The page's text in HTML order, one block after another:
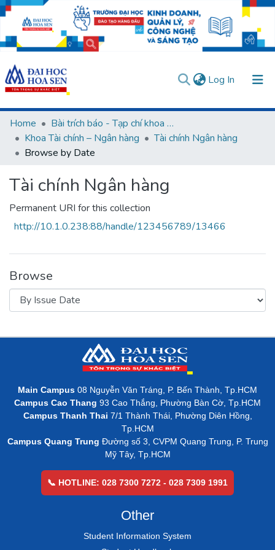
Log In (current)
Communities & Collections
All of DSpace
Home
Bài trích báo - Tạp chí khoa học (Open Access)
Khoa Tài chính – Ngân hàng
Tài chính Ngân hàng
Browse by Date
Tài chính Ngân hàng
Permanent URI for this collection
http://10.1.0.238:88/handle/123456789/13466
Browse
Main Campus 08 Nguyễn Văn Tráng, P. Bến Thành, Tp.HCM
Campus Cao Thang 93 Cao Thắng, Phường Bàn Cờ, Tp.HCM
Campus Thanh Thai 7/1 Thành Thái, Phường Diên Hồng,
Tp.HCM
Campus Quang Trung Đường số 3, CVPM Quang Trung, P. Trung
Mỹ Tây, Tp.HCM
📞 HOTLINE: 028 7300 7272 - 028 7309 1991
Other
Student Information System